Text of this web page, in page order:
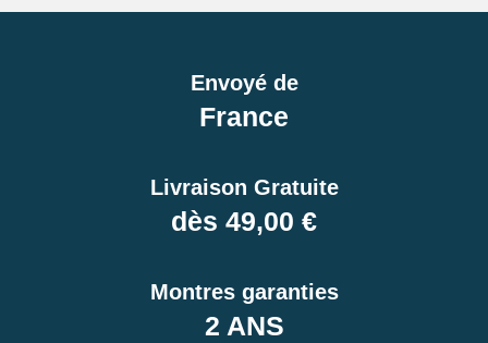
Envoyé de
France
Livraison Gratuite
dès 49,00 €
Montres garanties
2 ANS